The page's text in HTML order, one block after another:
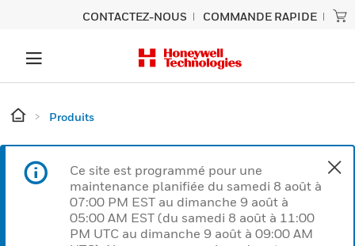
CONTACTEZ-NOUS COMMANDE RAPIDE
Produits
Ce site est programmé pour une
maintenance planifiée du samedi 8 août à
07:00 PM EST au dimanche 9 août à
05:00 AM EST (du samedi 8 août à 11:00
PM UTC au dimanche 9 août à 09:00 AM